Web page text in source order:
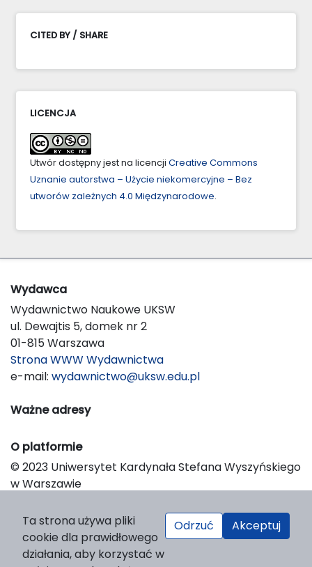
CITED BY / SHARE
LICENCJA
Utwór dostępny jest na licencji Creative Commons
Uznanie autorstwa – Użycie niekomercyjne – Bez
utworów zależnych 4.0 Międzynarodowe.
Wydawca
Wydawnictwo Naukowe UKSW
ul. Dewajtis 5, domek nr 2
01-815 Warszawa
Strona WWW Wydawnictwa
e-mail: wydawnictwo@uksw.edu.pl
Ważne adresy
O platformie
© 2023 Uniwersytet Kardynała Stefana Wyszyńskiego
w Warszawie
Platform & Workflow by OJS/PKP
Ta strona używa pliki
cookie dla prawidłowego
działania, aby korzystać w
Odrzuć Akceptuj